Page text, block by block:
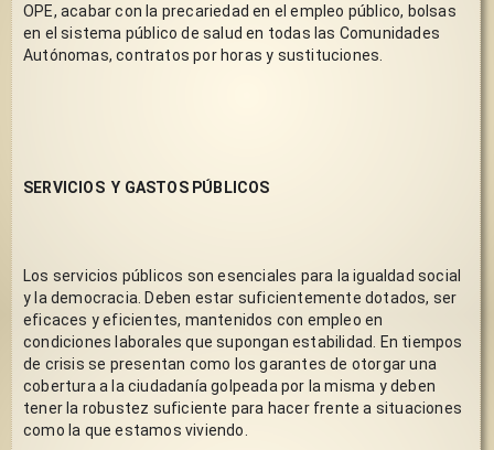
OPE, acabar con la precariedad en el empleo público, bolsas
en el sistema público de salud en todas las Comunidades
Autónomas, contratos por horas y sustituciones.
SERVICIOS  Y GASTOS PÚBLICOS
Los servicios públicos son esenciales para la igualdad social
y la democracia. Deben estar suficientemente dotados, ser
eficaces y eficientes, mantenidos con empleo en
condiciones laborales que supongan estabilidad. En tiempos
de crisis se presentan como los garantes de otorgar una
cobertura a la ciudadanía golpeada por la misma y deben
tener la robustez suficiente para hacer frente a situaciones
como la que estamos viviendo.